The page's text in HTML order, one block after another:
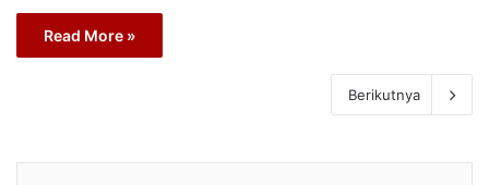
Read More »
Berikutnya